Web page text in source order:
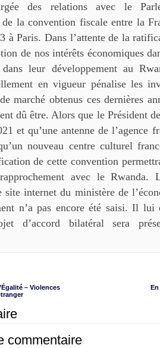
des relations avec le
de la convention fiscale entre la
à Paris. Dans l’attente de la
de nos intérêts économiques
leur développement au
en vigueur pénalise les
marché obtenus ces dernières
dû être. Alors que le Président
et qu’une antenne de l’agence
nouveau centre culturel
de cette convention
avec le Rwanda.
site internet du ministère de
n’a pas encore été saisi. Il lui
d’accord bilatéral sera
– Violences
commentaire